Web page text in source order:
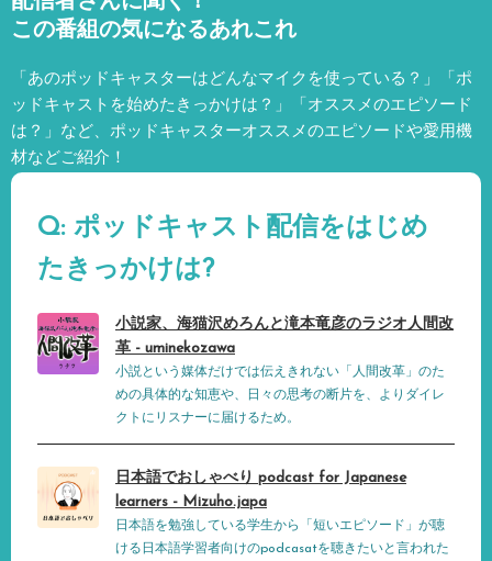
この番組の気になるあれこれ
「あのポッドキャスターはどんなマイクを使っている？」「ポ
ッドキャストを始めたきっかけは？」「オススメのエピソード
は？」など、 ポッドキャスターオススメのエピソードや愛用機
材などご紹介！
Q: ポッドキャスト配信をはじめ
たきっかけは?
小説家、海猫沢めろんと滝本竜彦のラジオ人間改
革 - uminekozawa
小説という媒体だけでは伝えきれない「人間改革」のた
めの具体的な知恵や、日々の思考の断片を、よりダイレ
クトにリスナーに届けるため。
日本語でおしゃべり podcast for Japanese
learners - Mizuho.japa
日本語を勉強している学生から「短いエピソード」が聴
ける日本語学習者向けのpodcasatを聴きたいと言われた